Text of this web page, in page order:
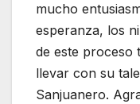
mucho
esperanza, los
de este proceso
llevar con su
Sanjuanero.